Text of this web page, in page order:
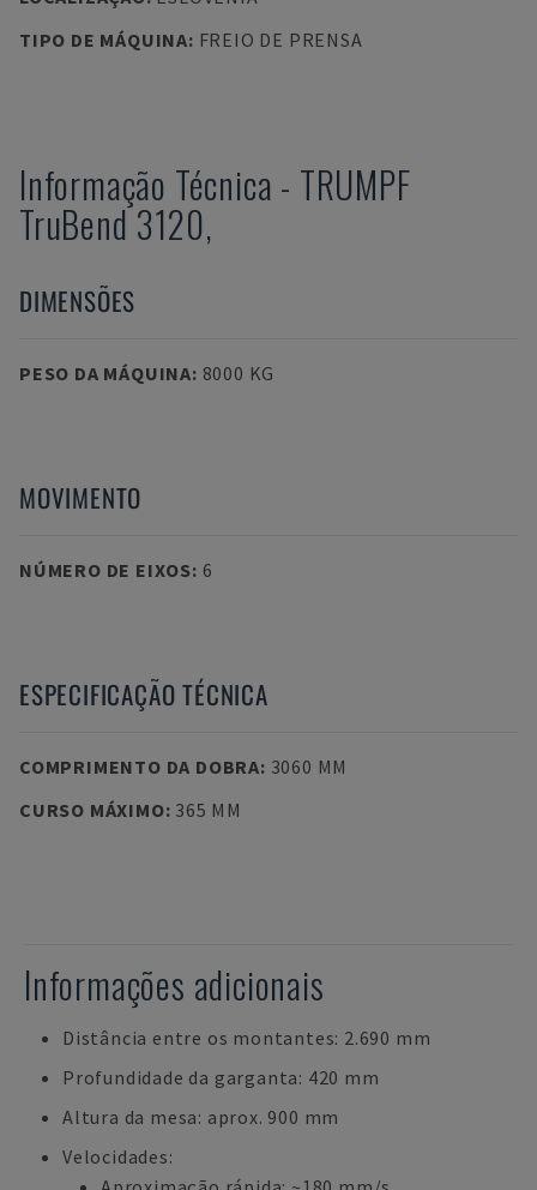
TIPO DE MÁQUINA: FREIO DE PRENSA
Informação Técnica - TRUMPF
TruBend 3120,
DIMENSÕES
PESO DA MÁQUINA: 8000 KG
MOVIMENTO
NÚMERO DE EIXOS: 6
ESPECIFICAÇÃO TÉCNICA
COMPRIMENTO DA DOBRA: 3060 MM
CURSO MÁXIMO: 365 MM
Informações adicionais
Distância entre os montantes: 2.690 mm
Profundidade da garganta: 420 mm
Altura da mesa: aprox. 900 mm
Velocidades: